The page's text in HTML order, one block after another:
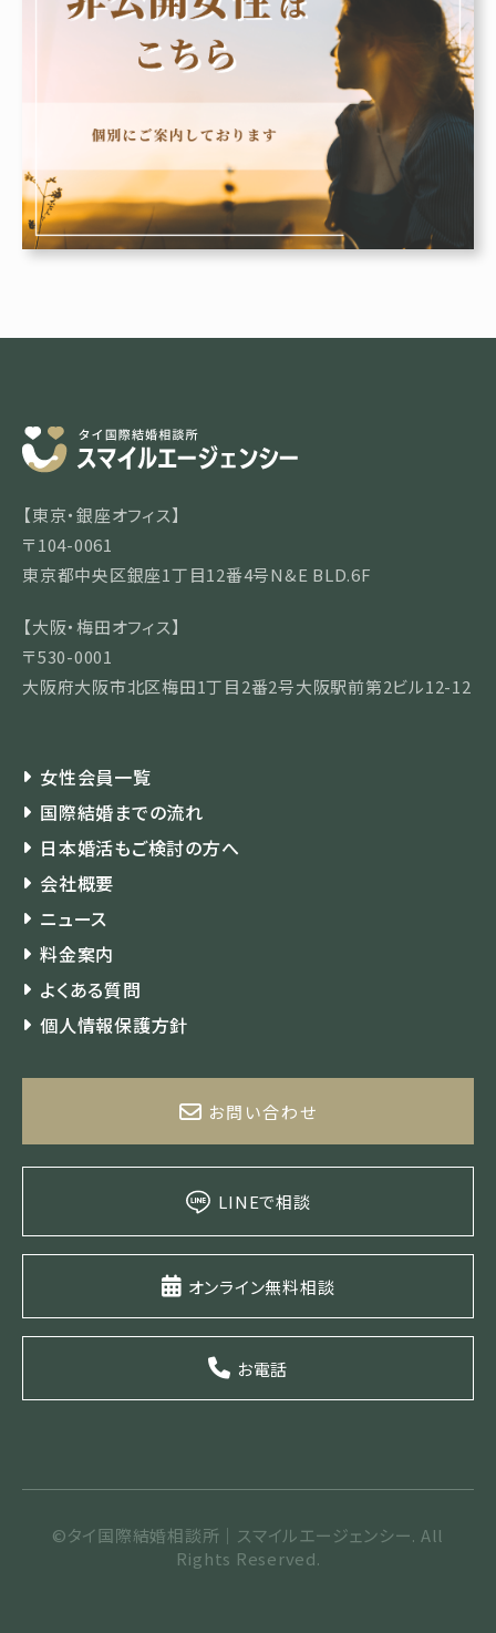
【東京・銀座オフィス】
〒104-0061
東京都中央区銀座1丁目12番4号N&E BLD.6F
【大阪・梅田オフィス】
〒530-0001
大阪府大阪市北区梅田1丁目2番2号大阪駅前第2ビル12-12
女性会員一覧
国際結婚までの流れ
日本婚活もご検討の方へ
会社概要
ニュース
料金案内
よくある質問
個人情報保護方針
お問い合わせ
LINEで相談
オンライン無料相談
お電話
©タイ国際結婚相談所｜スマイルエージェンシー. All
Rights Reserved.